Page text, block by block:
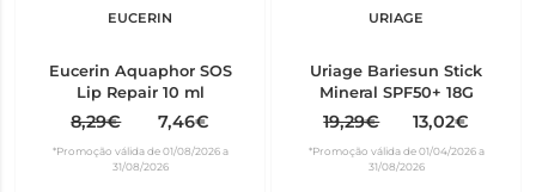
EUCERIN
Eucerin Aquaphor SOS
Lip Repair 10 ml
8,29€ 7,46€
*Promoção válida de 01/08/2026 a
31/08/2026
URIAGE
Uriage Bariesun Stick
Mineral SPF50+ 18G
19,29€ 13,02€
*Promoção válida de 01/04/2026 a
31/08/2026